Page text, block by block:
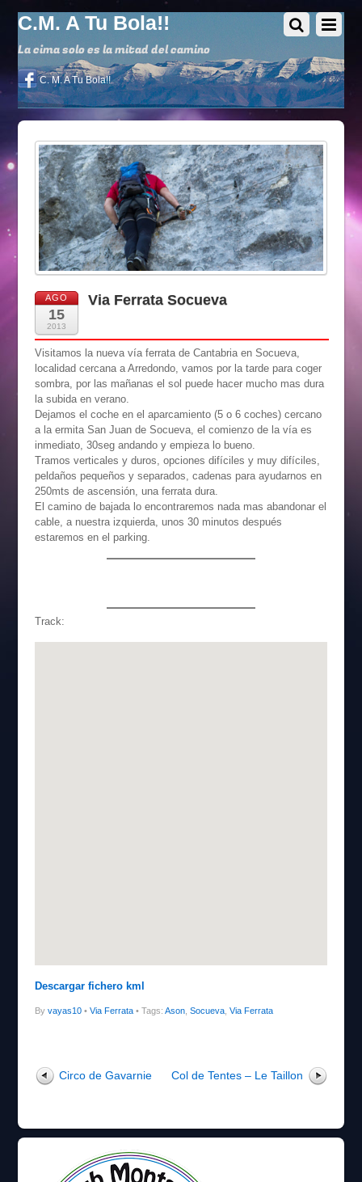
C.M. A Tu Bola!!
La cima solo es la mitad del camino
C. M. A Tu Bola!!
AGO
15
2013
Via Ferrata Socueva
Visitamos la nueva vía ferrata de Cantabria en Socueva,
localidad cercana a Arredondo, vamos por la tarde para coger
sombra, por las mañanas el sol puede hacer mucho mas dura
la subida en verano.
Dejamos el coche en el aparcamiento (5 o 6 coches) cercano
a la ermita San Juan de Socueva, el comienzo de la vía es
inmediato, 30seg andando y empieza lo bueno.
Tramos verticales y duros, opciones difíciles y muy difíciles,
peldaños pequeños y separados, cadenas para ayudarnos en
250mts de ascensión, una ferrata dura.
El camino de bajada lo encontraremos nada mas abandonar el
cable, a nuestra izquierda, unos 30 minutos después
estaremos en el parking.
Track:
Descargar fichero kml
By vayas10• Via Ferrata • Tags: Ason, Socueva, Via Ferrata
Circo de Gavarnie Col de Tentes – Le Taillon